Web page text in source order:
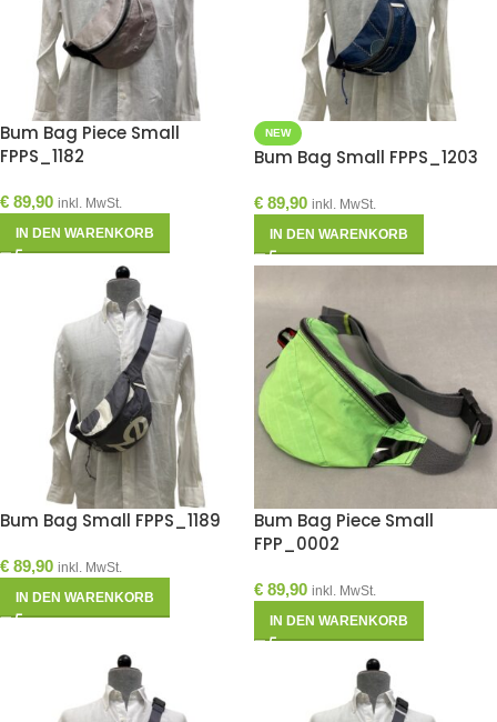
Bum Bag Piece Small
FPPS_1182
€ 89,90 inkl. MwSt.
IN DEN WARENKORB
NEW
Bum Bag Small FPPS_1203
€ 89,90 inkl. MwSt.
IN DEN WARENKORB
Bum Bag Small FPPS_1189
€ 89,90 inkl. MwSt.
IN DEN WARENKORB
Bum Bag Piece Small
FPP_0002
€ 89,90 inkl. MwSt.
IN DEN WARENKORB